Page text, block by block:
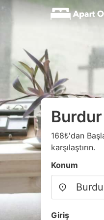
168₺'dan
karşılaştırın.
Konum
Giriş